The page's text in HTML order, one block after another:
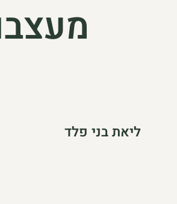
ליאת בני פלד